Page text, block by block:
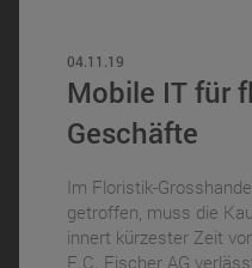
04.11.19
Mobile IT für
Geschäfte
Im Floristik-
getroffen, muss die
innert kürzester Zeit
E.C. Fischer AG